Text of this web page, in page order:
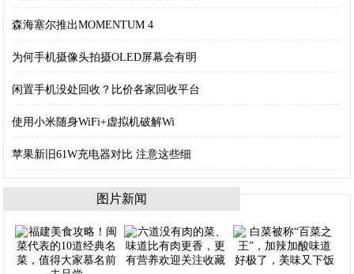
森海塞尔推出MOMENTUM 4
为何手机摄像头拍摄OLED屏幕会有明
闲置手机没处回收？比价各家回收平台
使用小米随身WiFi+虚拟机破解Wi
苹果新旧61W充电器对比 注意这些细
图片新闻